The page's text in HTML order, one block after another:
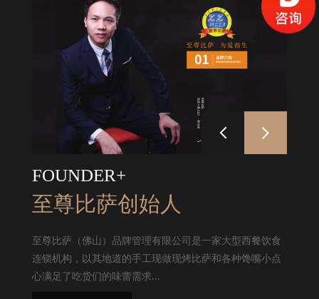
FOUNDER+
至尊比萨创始人
至尊比萨（佛山）品牌管理有限公司是一家大型西餐饮食
连锁机构，以其地道的手工现做现烤比萨和各种馋嘴小点
心满足了吃货们的味蕾需求...